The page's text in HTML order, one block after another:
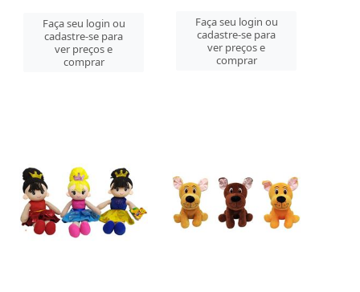
Faça seu login ou
cadastre-se para
ver preços e
comprar
Faça seu login ou
cadastre-se para
ver preços e
comprar